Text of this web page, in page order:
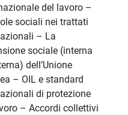
del lavoro –
sociali nei trattati
– La
sociale (interna
dell’Unione
– OIL e standard
di protezione
– Accordi collettivi